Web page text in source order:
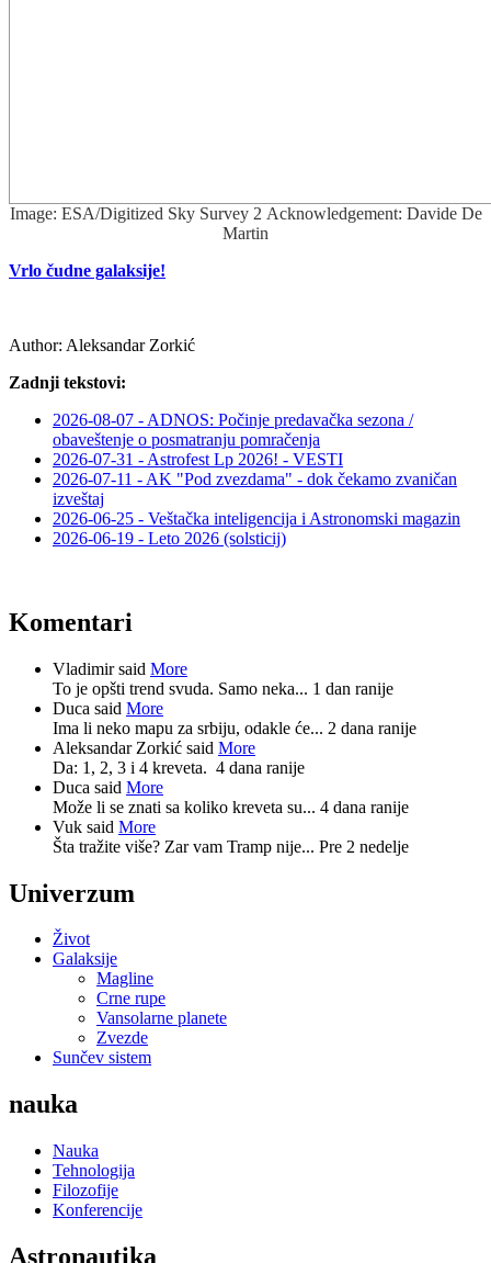
Image: ESA/Digitized Sky Survey 2 Acknowledgement: Davide De
Martin
Vrlo čudne galaksije!
Author: Aleksandar Zorkić
Zadnji tekstovi:
2026-08-07 - ADNOS: Počinje predavačka sezona /
obaveštenje o posmatranju pomračenja
2026-07-31 - Astrofest Lp 2026! - VESTI
2026-07-11 - AK "Pod zvezdama" - dok čekamo zvaničan
izveštaj
2026-06-25 - Veštačka inteligencija i Astronomski magazin
2026-06-19 - Leto 2026 (solsticij)
Komentari
Vladimir said More
To je opšti trend svuda. Samo neka... 1 dan ranije
Duca said More
Ima li neko mapu za srbiju, odakle će... 2 dana ranije
Aleksandar Zorkić said More
Da: 1, 2, 3 i 4 kreveta. 4 dana ranije
Duca said More
Može li se znati sa koliko kreveta su... 4 dana ranije
Vuk said More
Šta tražite više? Zar vam Tramp nije... Pre 2 nedelje
Univerzum
Život
Galaksije
Magline
Crne rupe
Vansolarne planete
Zvezde
Sunčev sistem
nauka
Nauka
Tehnologija
Filozofije
Konferencije
Astronautika